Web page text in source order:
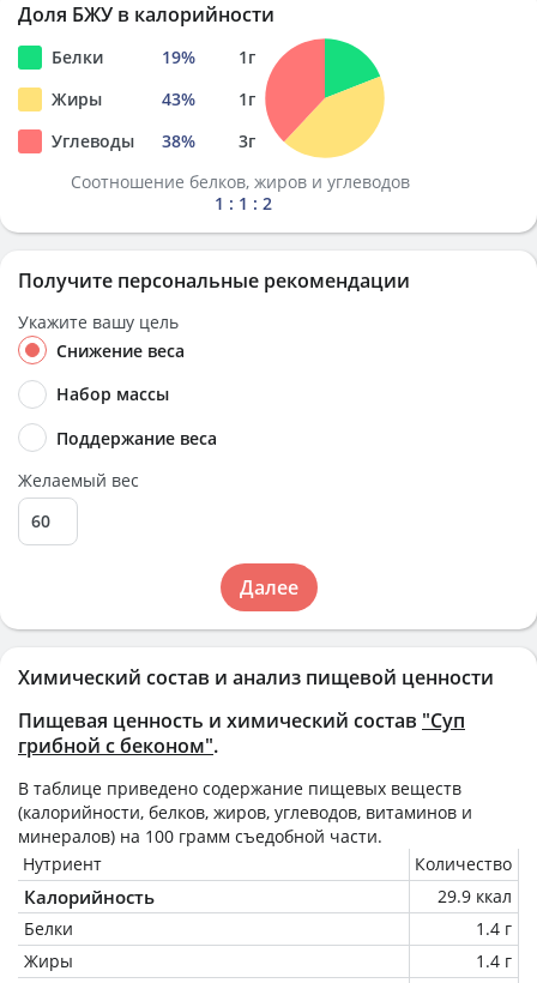
Химический состав и анализ пищевой ценности
Пищевая ценность и химический состав "Суп
грибной с беконом".
В таблице приведено содержание пищевых веществ
(калорийности, белков, жиров, углеводов, витаминов и
минералов) на 100 грамм съедобной части.
Нутриент
Количество
Калорийность
29.9 ккал
Белки
1.4 г
Жиры
1.4 г
Доля БЖУ в калорийности
Белки 19% 1г
Жиры
43% 1г
Углеводы
38% 3г
Соотношение белков, жиров и углеводов
1 : 1 : 2
Получите персональные рекомендации
Укажите вашу цель
Снижение веса
Набор массы
Поддержание веса
Желаемый вес
Далее